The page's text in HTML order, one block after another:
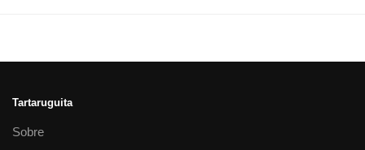
Tartaruguita
Sobre